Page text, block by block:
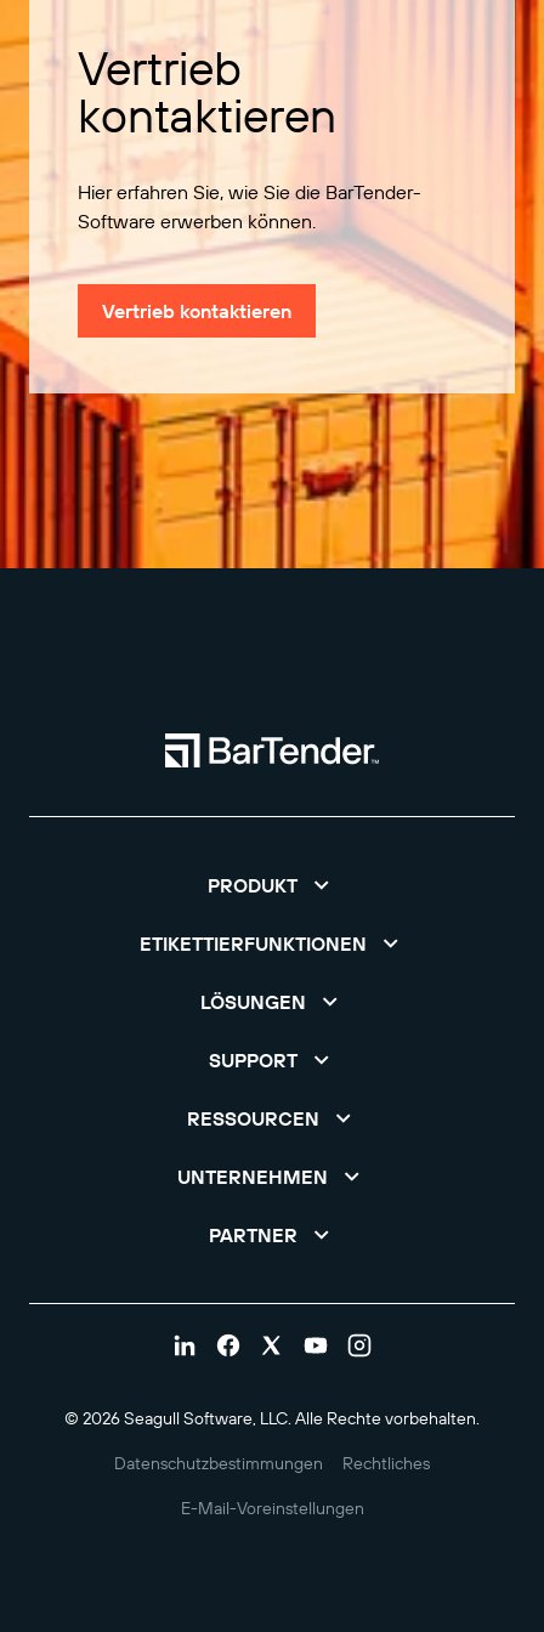
Vertrieb
kontaktieren
Hier erfahren Sie, wie Sie die BarTender-
Software erwerben können.
Vertrieb kontaktieren
PRODUKT
ETIKETTIERFUNKTIONEN
LÖSUNGEN
SUPPORT
RESSOURCEN
UNTERNEHMEN
PARTNER
© 2026 Seagull Software, LLC. Alle Rechte vorbehalten.
Datenschutzbestimmungen Rechtliches
E-Mail-Voreinstellungen